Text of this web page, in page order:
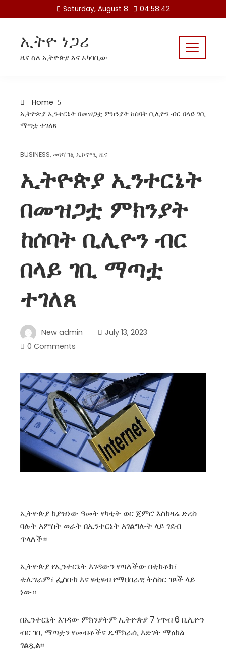
to
Saturday, August 8 04:58:42
ኢትዮ ነጋሪ
ዜና ስለ ኢትዮጵያ እና አካባቢው
Home
ኢትዮጵያ ኢንተርኔት በመዝጋቷ ምክንያት ከሰባት ቢሊዮን ብር በላይ ገቢ
ማጣቷ ተገለጸ
BUSINESS, መነሻ ገፅ, ኢኮኖሚ, ዜና
ኢትዮጵያ ኢንተርኔት
በመዝጋቷ ምክንያት
ከሰባት ቢሊዮን ብር
በላይ ገቢ ማጣቷ
ተገለጸ
New admin
July 13, 2023
0 Comments
ኢትዮጵያ ከያዝነው ዓመት የካቲት ወር ጀምሮ እስከዛሬ ድረስ
ባሉት አምስት ወራት በኢንተርኔት አገልግሎት ላይ ገደብ
ጥላለች።
ኢትዮጵያ የኢንተርኔት እገዳውን የጣለችው በቲክቶክ፣
ቴሌግራም፣ ፌስቡክ እና ዩቲዩብ የማህበራዊ ትስስር ገጾች ላይ
ነው።
በኢንተርኔት እገዳው ምክንያትም ኢትዮጵያ 7 ነጥብ 6 ቢሊዮን
ብር ገቢ ማጣቷን የመብቶችና ዴሞክራሲ እድገት ማዕከል
ገልጿል፡፡